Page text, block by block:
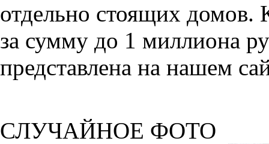
отдельно стоящих домов.
за сумму до 1 миллиона
представлена на нашем
СЛУЧАЙНОЕ ФОТО